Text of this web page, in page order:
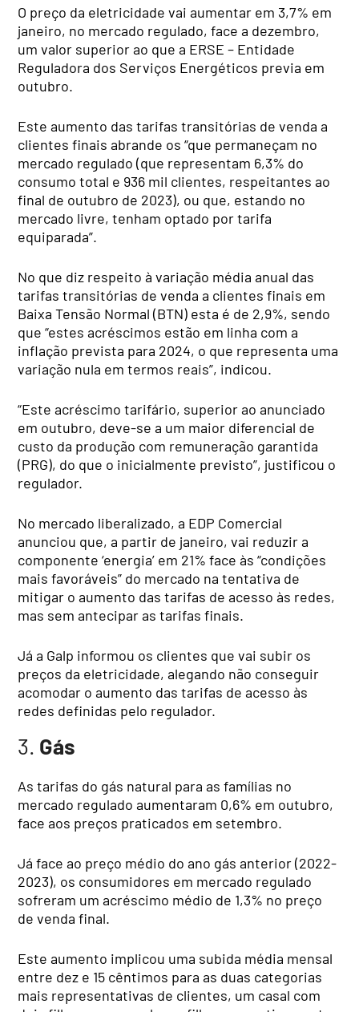
O preço da eletricidade vai aumentar em 3,7% em
janeiro, no mercado regulado, face a dezembro,
um valor superior ao que a ERSE – Entidade
Reguladora dos Serviços Energéticos previa em
outubro.
Este aumento das tarifas transitórias de venda a
clientes finais abrande os “que permaneçam no
mercado regulado (que representam 6,3% do
consumo total e 936 mil clientes, respeitantes ao
final de outubro de 2023), ou que, estando no
mercado livre, tenham optado por tarifa
equiparada”.
No que diz respeito à variação média anual das
tarifas transitórias de venda a clientes finais em
Baixa Tensão Normal (BTN) esta é de 2,9%, sendo
que “estes acréscimos estão em linha com a
inflação prevista para 2024, o que representa uma
variação nula em termos reais”, indicou.
“Este acréscimo tarifário, superior ao anunciado
em outubro, deve-se a um maior diferencial de
custo da produção com remuneração garantida
(PRG), do que o inicialmente previsto”, justificou o
regulador.
No mercado liberalizado, a EDP Comercial
anunciou que, a partir de janeiro, vai reduzir a
componente ‘energia’ em 21% face às “condições
mais favoráveis” do mercado na tentativa de
mitigar o aumento das tarifas de acesso às redes,
mas sem antecipar as tarifas finais.
Já a Galp informou os clientes que vai subir os
preços da eletricidade, alegando não conseguir
acomodar o aumento das tarifas de acesso às
redes definidas pelo regulador.
3. Gás
As tarifas do gás natural para as famílias no
mercado regulado aumentaram 0,6% em outubro,
face aos preços praticados em setembro.
Já face ao preço médio do ano gás anterior (2022-
2023), os consumidores em mercado regulado
sofreram um acréscimo médio de 1,3% no preço
de venda final.
Este aumento implicou uma subida média mensal
entre dez e 15 cêntimos para as duas categorias
mais representativas de clientes, um casal com